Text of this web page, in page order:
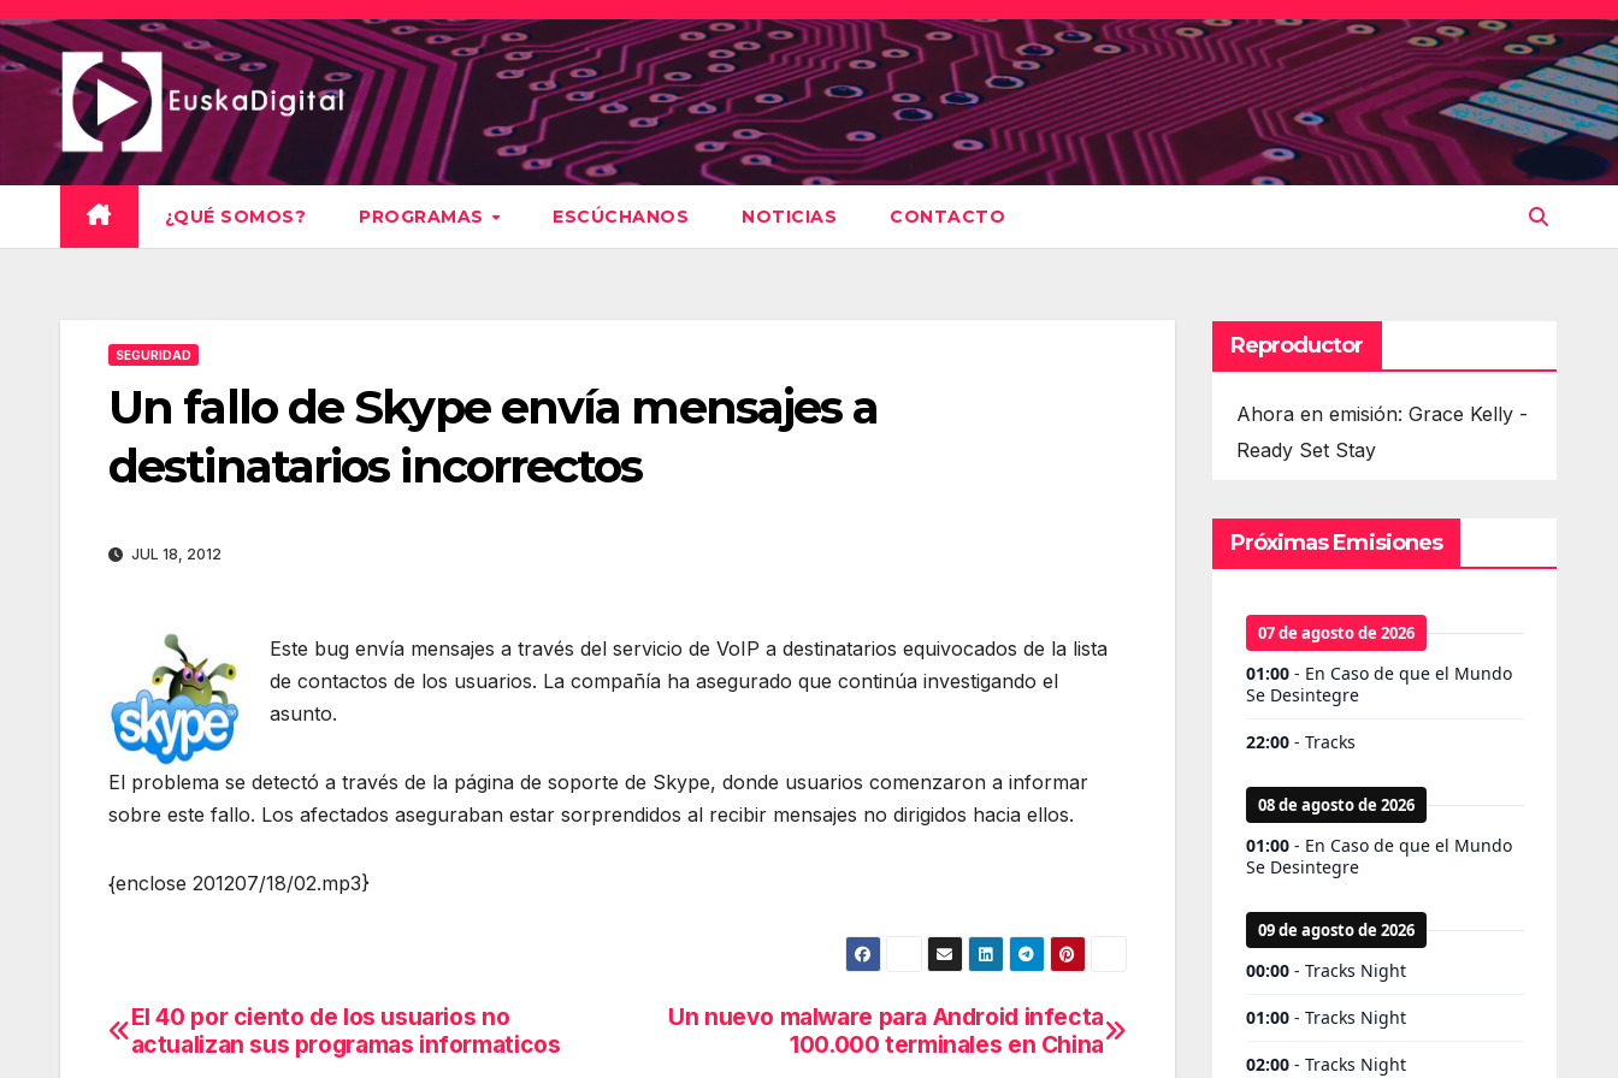
Saltar
al
contenido
¿QUÉ SOMOS? PROGRAMAS ESCÚCHANOS NOTICIAS CONTACTO
SEGURIDAD
Un fallo de Skype envía mensajes a
destinatarios incorrectos
JUL 18, 2012
Este bug envía mensajes a través del servicio de VoIP a destinatarios equivocados de la lista
de contactos de los usuarios. La compañía ha asegurado que continúa investigando el
asunto.
El problema se detectó a través de la página de soporte de Skype, donde usuarios comenzaron a informar
sobre este fallo. Los afectados aseguraban estar sorprendidos al recibir mensajes no dirigidos hacia ellos.
{enclose 201207/18/02.mp3}
Navegación
Un nuevo malware para Android infecta
100.000 terminales en China
El 40 por ciento de los usuarios no
actualizan sus programas informaticos
Reproductor
Ahora en emisión: Grace Kelly -
Ready Set Stay
Próximas Emisiones